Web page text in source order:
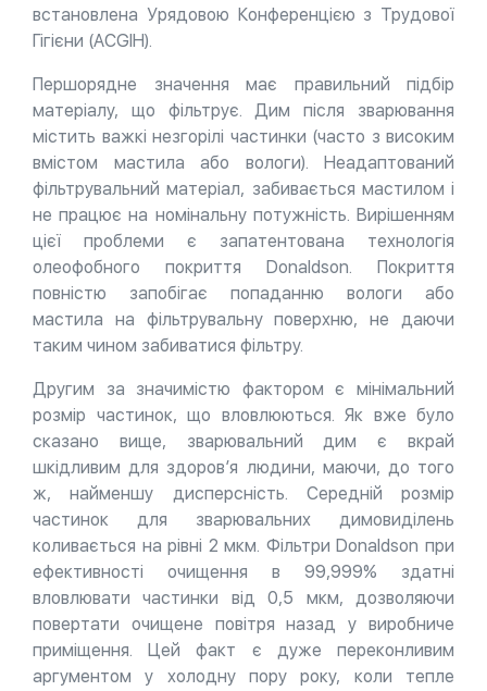
встановлена Урядовою Конференцією з Трудової
Гігієни (ACGIH).
Першорядне значення має правильний підбір
матеріалу, що фільтрує. Дим після зварювання
містить важкі незгорілі частинки (часто з високим
вмістом мастила або вологи). Неадаптований
фільтрувальний матеріал, забивається мастилом і
не працює на номінальну потужність. Вирішенням
цієї проблеми є запатентована технологія
олеофобного покриття Donaldson. Покриття
повністю запобігає попаданню вологи або
мастила на фільтрувальну поверхню, не даючи
таким чином забиватися фільтру.
Другим за значимістю фактором є мінімальний
розмір частинок, що вловлюються. Як вже було
сказано вище, зварювальний дим є вкрай
шкідливим для здоров’я людини, маючи, до того
ж, найменшу дисперсність. Середній розмір
частинок для зварювальних димовиділень
коливається на рівні 2 мкм. Фільтри Donaldson при
ефективності очищення в 99,999% здатні
вловлювати частинки від 0,5 мкм, дозволяючи
повертати очищене повітря назад у виробниче
приміщення. Цей факт є дуже переконливим
аргументом у холодну пору року, коли тепле